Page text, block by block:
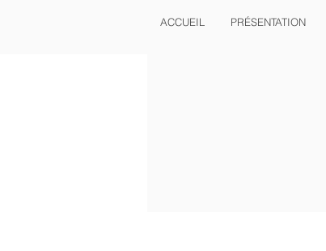
ACCUEIL PRÉSENTATION